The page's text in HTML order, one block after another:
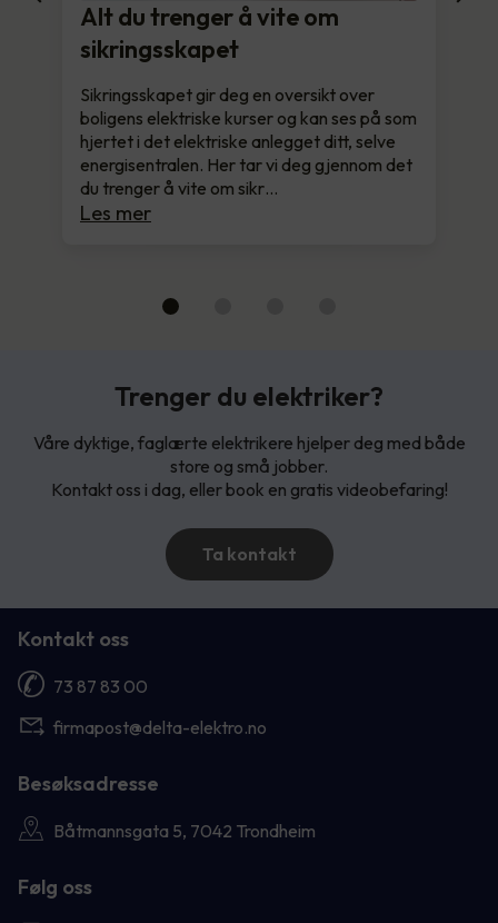
Alt du trenger å vite om
sikringsskapet
Sikringsskapet gir deg en oversikt over
boligens elektriske kurser og kan ses på som
hjertet i det elektriske anlegget ditt, selve
energisentralen. Her tar vi deg gjennom det
du trenger å vite om sikr…
Les mer
Trenger du elektriker?
Våre dyktige, faglærte elektrikere hjelper deg med både
store og små jobber.
Kontakt oss i dag, eller book en gratis videobefaring!
Ta kontakt
Kontakt oss
73 87 83 00
firmapost@delta-elektro.no
Besøksadresse
Båtmannsgata 5, 7042 Trondheim
Følg oss